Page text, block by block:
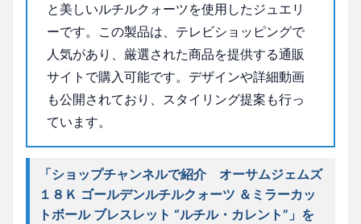
と美しいルチルクォーツを使用したジュエリ
ーです。この製品は、テレビショッピングで
人気があり、厳選された商品を提供する通販
サイトで購入可能です。デザインや詳細動画
も公開されており、スタイリング提案も行っ
ています。
「ショップチャンネルで紹介 オーサムジェムズ
１８Ｋ ゴールデンルチルクォーツ ＆ミラーカッ
トボール ブレスレット “ルチル・カレント”」を